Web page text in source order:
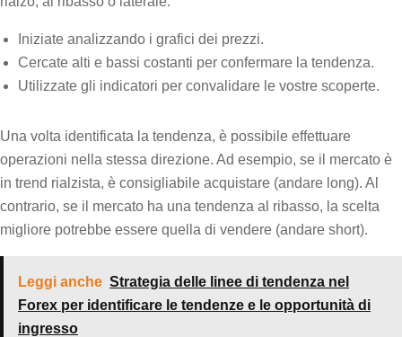
Iniziate analizzando i grafici dei prezzi.
Cercate alti e bassi costanti per confermare la tendenza.
Utilizzate gli indicatori per convalidare le vostre scoperte.
Una volta identificata la tendenza, è possibile effettuare
operazioni nella stessa direzione. Ad esempio, se il mercato è
in trend rialzista, è consigliabile acquistare (andare long). Al
contrario, se il mercato ha una tendenza al ribasso, la scelta
migliore potrebbe essere quella di vendere (andare short).
Leggi anche Strategia delle linee di tendenza nel
Forex per identificare le tendenze e le opportunità di
ingresso